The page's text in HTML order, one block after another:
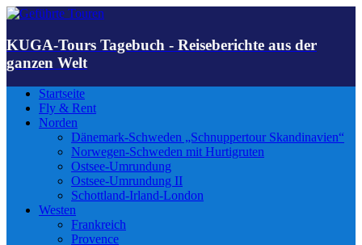
KUGA-Tours Tagebuch - Reiseberichte aus der
ganzen Welt
Startseite
Fly & Rent
Norden
Dänemark-Schweden „Schnuppertour Skandinavien“
Norwegen-Schweden mit Hurtigruten
Ostsee-Umrundung
Ostsee-Umrundung II
Schottland-Irland-London
Westen
Frankreich
Provence